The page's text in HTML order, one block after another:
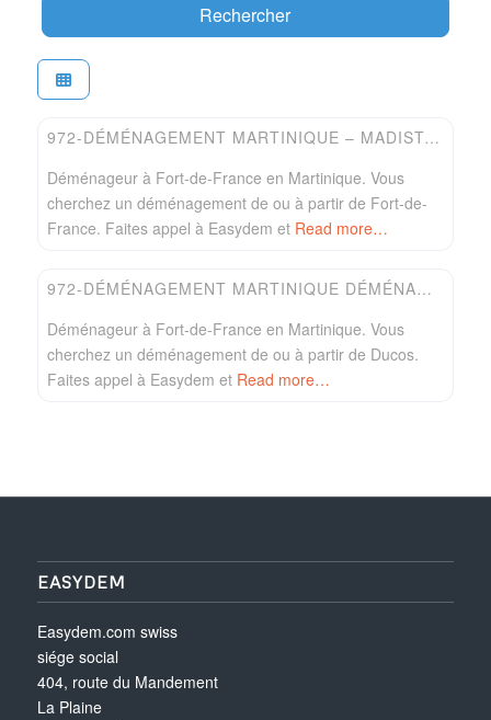
RechercherSearch
Easydem
972-DÉMÉNAGEMENT MARTINIQUE – MADISTOCK
Déménageur à Fort-de-France en Martinique. Vous
cherchez un déménagement de ou à partir de Fort-de-
France. Faites appel à Easydem et Read more…
972-DÉMÉNAGEMENT MARTINIQUE DÉMÉNAGEMENTS
Déménageur à Fort-de-France en Martinique. Vous
cherchez un déménagement de ou à partir de Ducos.
Faites appel à Easydem et Read more…
EASYDEM
Easydem.com swiss
siége social
404, route du Mandement
La Plaine